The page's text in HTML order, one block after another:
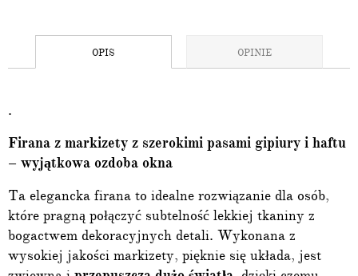
OPIS OPINIE
.
Firana z markizety z szerokimi pasami gipiury i haftu
– wyjątkowa ozdoba okna
Ta elegancka firana to idealne rozwiązanie dla osób,
które pragną połączyć subtelność lekkiej tkaniny z
bogactwem dekoracyjnych detali. Wykonana z
wysokiej jakości markizety, pięknie się układa, jest